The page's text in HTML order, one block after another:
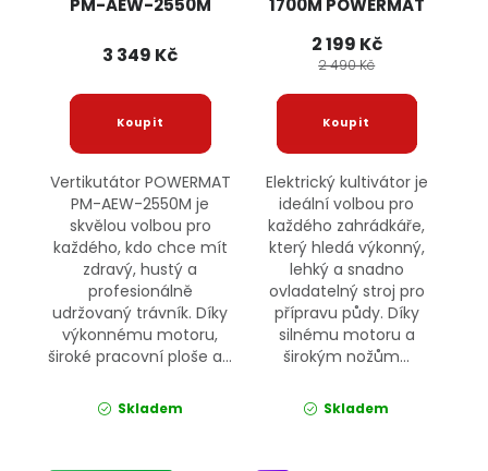
PM-AEW-2550M
3 349 Kč
Vertikutátor POWERMAT
PM-AEW-2550M je
skvělou volbou pro
každého, kdo chce mít
zdravý, hustý a
profesionálně
udržovaný trávník. Díky
výkonnému motoru,
široké pracovní ploše a...
Skladem
1700M POWERMAT
2 199 Kč
2 490 Kč
Elektrický kultivátor je
ideální volbou pro
každého zahrádkáře,
který hledá výkonný,
lehký a snadno
ovladatelný stroj pro
přípravu půdy. Díky
silnému motoru a
širokým nožům...
Skladem